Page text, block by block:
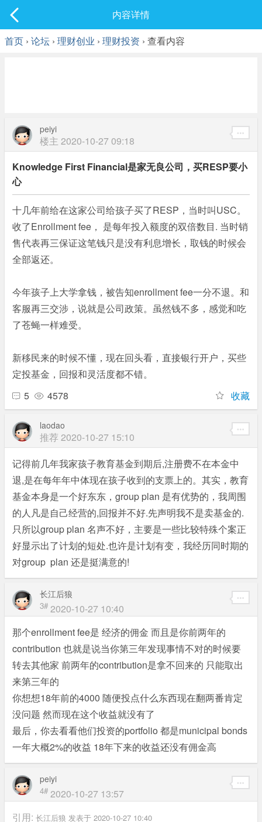
最新发表
内容详情
首页 › 论坛 › 理财创业 › 理财投资 › 查看内容
peiyi
楼主 2020-10-27 09:18
Knowledge First Financial是家无良公司，买RESP要小
心
十几年前给在这家公司给孩子买了RESP，当时叫USC。
收了Enrollment fee， 是每年投入额度的双倍数目. 当时销
售代表再三保证这笔钱只是没有利息增长，取钱的时候会
全部返还。
今年孩子上大学拿钱，被告知enrollment fee一分不退。和
客服再三交涉，说就是公司政策。虽然钱不多，感觉和吃
了苍蝇一样难受。
新移民来的时候不懂，现在回头看，直接银行开户，买些
定投基金，回报和灵活度都不错。
5
4578 收藏
laodao
推荐 2020-10-27 15:10
记得前几年我家孩子教育基金到期后,注册费不在本金中
退,是在每年年中体现在孩子收到的支票上的。其实，教育
基金本身是一个好东东，group plan 是有优势的，我周围
的人凡是自己经营的,回报并不好.先声明我不是卖基金的.
只所以group plan 名声不好，主要是一些比较特殊个案正
好显示出了计划的短处.也许是计划有变，我经历同时期的
对group plan 还是挺满意的!
长江后狼
3# 2020-10-27 10:40
那个enrollment fee是 经济的佣金 而且是你前两年的
contribution 也就是说当你第三年发现事情不对的时候要
转去其他家 前两年的contribution是拿不回来的 只能取出
来第三年的
你想想18年前的4000 随便投点什么东西现在翻两番肯定
没问题 然而现在这个收益就没有了
最后，你去看看他们投资的portfolio 都是municipal bonds
一年大概2%的收益 18年下来的收益还没有佣金高
peiyi
4# 2020-10-27 13:57
引用: 长江后狼 发表于 2020-10-27 10:40